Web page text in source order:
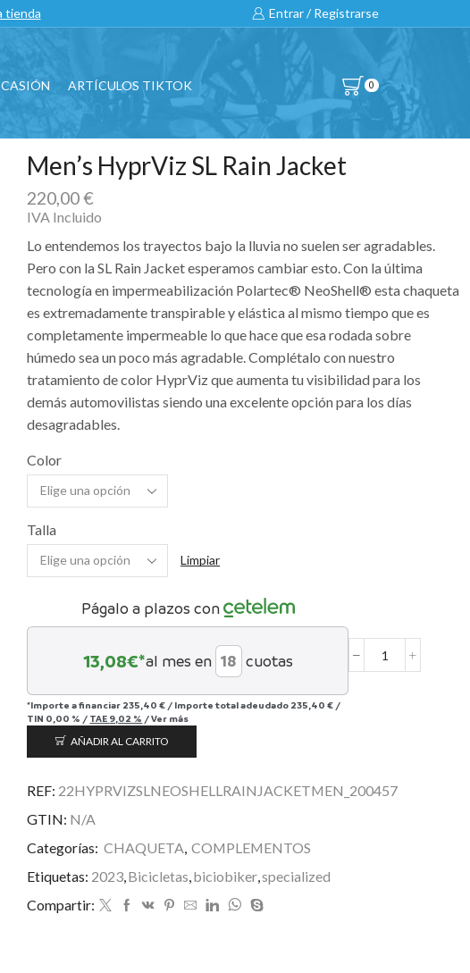
tienda Entrar / Registrarse
ARTÍCULOS TIKTOK 0
Men’s HyprViz SL Rain Jacket
220,00€
IVA Incluido
Lo entendemos los trayectos bajo la lluvia no suelen ser agradables.
Pero con la SL Rain Jacket esperamos cambiar esto. Con la última
tecnología en impermeabilización Polartec® NeoShell® esta chaqueta
es extremadamente transpirable y elástica al mismo tiempo que es
completamente impermeable lo que hace que esa rodada sobre
húmedo sea un poco más agradable. Complétalo con nuestro
tratamiento de color HyprViz que aumenta tu visibilidad para los
demás automovilistas siendo una excelente opción para los días
desagradables.
Color
Talla
Limpiar
Págalo a plazos con
13,08€*al mes en cuotas
*Importe a financiar 235,40 € / Importe total adeudado 235,40 € /
TIN 0,00 % / TAE 9,02 % /Ver más
Men's
AÑADIR AL CARRITO
REF: 22HYPRVIZSLNEOSHELLRAINJACKETMEN_200457
GTIN: N/A
Categorías: CHAQUETA, COMPLEMENTOS
Etiquetas: 2023,Bicicletas,biciobiker,specialized
Compartir: